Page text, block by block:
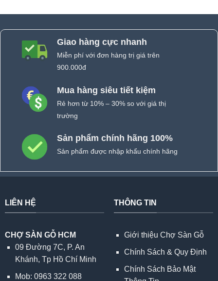
Giao hàng cực nhanh
Miễn phí với đơn hàng trị giá trên
900.000đ
Mua hàng siêu tiết kiệm
Rẻ hơn từ 10% – 30% so với giá thị
trường
Sản phẩm chính hãng 100%
Sản phẩm được nhập khẩu chính hãng
LIÊN HỆ
CHỢ SÀN GỖ HCM
09 Đường 7C, P. An
Khánh, Tp Hồ Chí Minh
Mob: 0963 322 088
THÔNG TIN
Giới thiệu Chợ Sàn Gỗ
Chính Sách & Quy Định
Chính Sách Bảo Mật